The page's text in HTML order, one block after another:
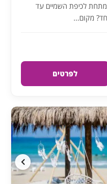
מתחת לכיפת השמיים עד
לפרטים